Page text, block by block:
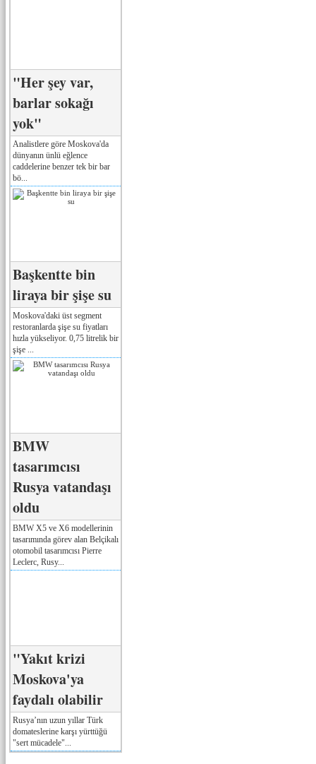
"Her şey var,
barlar sokağı
yok"
Analistlere göre Moskova'da
dünyanın ünlü eğlence
caddelerine benzer tek bir bar
bö...
Başkentte bin
liraya bir şişe su
Moskova'daki üst segment
restoranlarda şişe su fiyatları
hızla yükseliyor. 0,75 litrelik bir
şişe ...
BMW
tasarımcısı
Rusya vatandaşı
oldu
BMW X5 ve X6 modellerinin
tasarımında görev alan Belçikalı
otomobil tasarımcısı Pierre
Leclerc, Rusy...
"Yakıt krizi
Moskova'ya
faydalı olabilir
Rusya’nın uzun yıllar Türk
domateslerine karşı yürttüğü
"sert mücadele"...